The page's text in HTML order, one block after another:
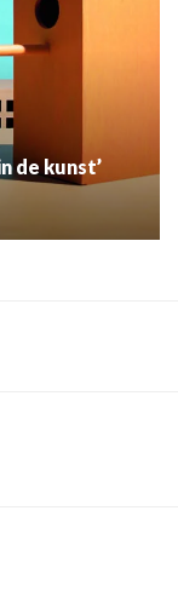
de kunst’